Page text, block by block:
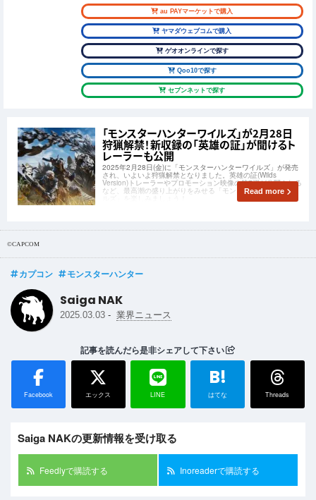
au PAYマーケットで購入
ヤマダウェブコムで購入
ゲオオンラインで探す
Qoo10で探す
セブンネットで探す
「モンスターハンターワイルズ」が2月28日
狩猟解禁！新収録の「英雄の証」が聞けるト
レーラーも公開
2025年2月28日(金)に「モンスターハンターワイルズ」が発売
され、いよいよ狩猟解禁となりました。英雄の証(Wilds
Version)トレーラーやプロモーション映像の第7弾が公開される
など、最高潮の盛り上がりをみせる「モンスターハンターワイ
Read more
©CAPCOM
カプコン モンスターハンター
Saiga NAK
2025.03.03 - 業界ニュース
記事を読んだら是非シェアして下さい
Facebook エックス LINE
B!
はてな Threads
Saiga NAKの更新情報を受け取る
Feedlyで購読する Inoreaderで購読する